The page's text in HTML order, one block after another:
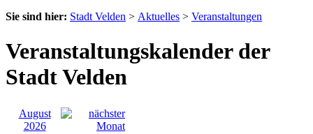
Sie sind hier: Stadt Velden > Aktuelles > Veranstaltungen
Veranstaltungskalender der
Stadt Velden
August
2026